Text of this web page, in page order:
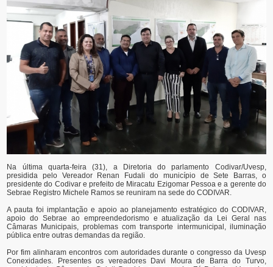
Na última quarta-feira (31), a Diretoria do parlamento Codivar/Uvesp,
presidida pelo Vereador Renan Fudali do município de Sete Barras, o
presidente do Codivar e prefeito de Miracatu Ezigomar Pessoa e a gerente do
Sebrae Registro Michele Ramos se reuniram na sede do CODIVAR.
A pauta foi implantação e apoio ao planejamento estratégico do CODIVAR,
apoio do Sebrae ao empreendedorismo e atualização da Lei Geral nas
Câmaras Municipais, problemas com transporte intermunicipal, iluminação
pública entre outras demandas da região.
Por fim alinharam encontros com autoridades durante o congresso da Uvesp
Conexidades. Presentes os vereadores Davi Moura de Barra do Turvo,